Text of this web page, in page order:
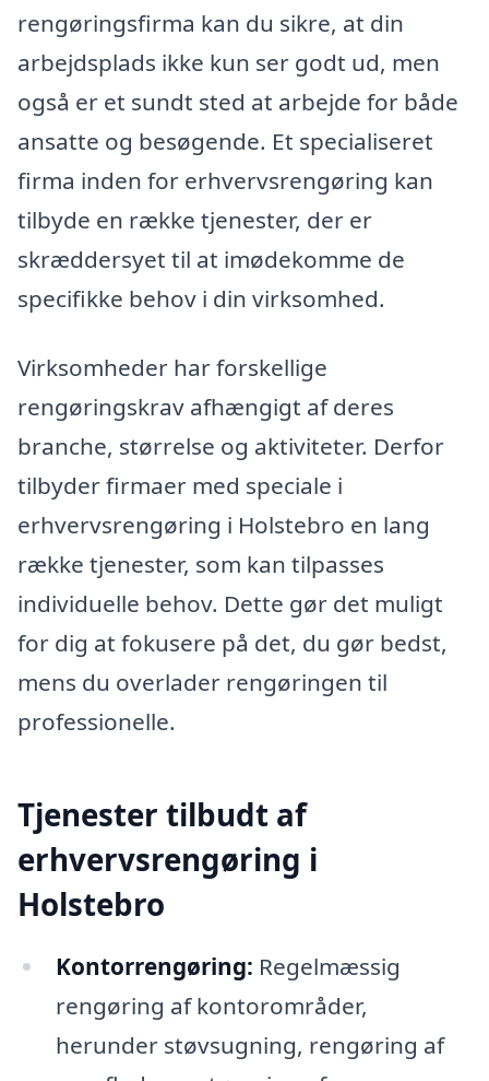
rengøringsfirma kan du sikre, at din
arbejdsplads ikke kun ser godt ud, men
også er et sundt sted at arbejde for både
ansatte og besøgende. Et specialiseret
firma inden for erhvervsrengøring kan
tilbyde en række tjenester, der er
skræddersyet til at imødekomme de
specifikke behov i din virksomhed.
Virksomheder har forskellige
rengøringskrav afhængigt af deres
branche, størrelse og aktiviteter. Derfor
tilbyder firmaer med speciale i
erhvervsrengøring i Holstebro en lang
række tjenester, som kan tilpasses
individuelle behov. Dette gør det muligt
for dig at fokusere på det, du gør bedst,
mens du overlader rengøringen til
professionelle.
Tjenester tilbudt af
erhvervsrengøring i
Holstebro
Kontorrengøring: Regelmæssig
rengøring af kontorområder,
herunder støvsugning, rengøring af